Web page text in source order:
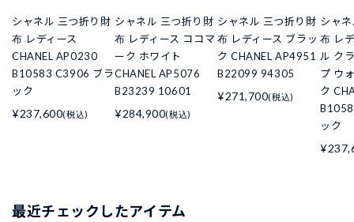
シャネル 三つ折り財
布 レディース
CHANEL AP0230
B10583 C3906 ブラ
ック
¥237,600(税込)
シャネル 三つ折り財
布 レディース ココマ
ーク ホワイト
CHANEL AP5076
B23239 10601
¥284,900(税込)
シャネル 三つ折り財
布 レディース ブラッ
ク CHANEL AP4951
B22099 94305
¥271,700(税込)
シャ
布 レ
ル ク
プ ウ
ク
ック
最近チェックしたアイテム